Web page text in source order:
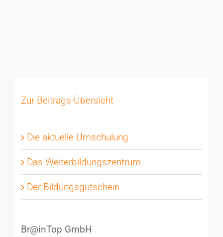
Zur Beitrags-Übersicht
Die aktuelle Umschulung
Das Weiterbildungszentrum
Der Bildungsgutschein
Br@inTop GmbH